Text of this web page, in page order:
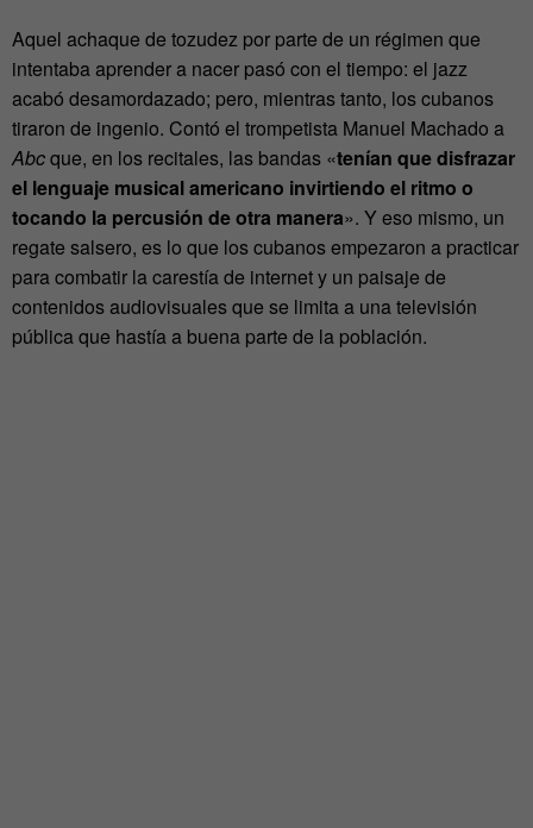
Aquel achaque de tozudez por parte de un régimen que
intentaba aprender a nacer pasó con el tiempo: el jazz
acabó desamordazado; pero, mientras tanto, los cubanos
tiraron de ingenio. Contó el trompetista Manuel Machado a
Abcque, en los recitales, las bandas «tenían que disfrazar
el lenguaje musical americano invirtiendo el ritmo o
tocando la percusión de otra manera». Y eso mismo, un
regate salsero, es lo que los cubanos empezaron a practicar
para combatir la carestía de internet y un paisaje de
contenidos audiovisuales que se limita a una televisión
pública que hastía a buena parte de la población.